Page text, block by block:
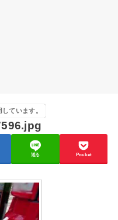
ています。
送る Pocket